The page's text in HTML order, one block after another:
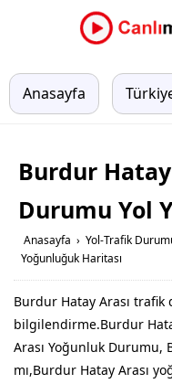
Anasayfa
Burdur
Durumu Yol
Anasayfa › Yol-Trafik
Yoğunluğuk Haritası
Burdur Hatay Arası trafik
bilgilendirme.Burdur
Arası Yoğunluk Durumu,
mı,Burdur Hatay Arası